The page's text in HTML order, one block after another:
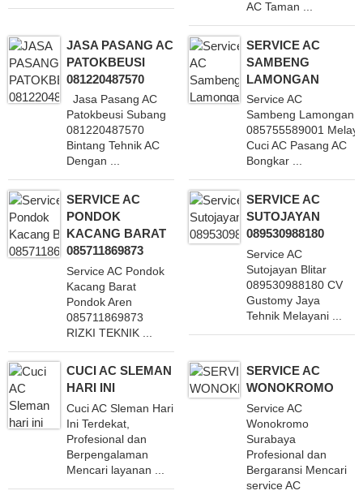
AC Taman ...
JASA PASANG AC
PATOKBEUSI
081220487570
Jasa Pasang AC
Patokbeusi Subang
081220487570
Bintang Tehnik AC
Dengan ...
SERVICE AC
SAMBENG
LAMONGAN
Service AC
Sambeng Lamongan
085755589001
Cuci AC Pasang AC
Bongkar ...
SERVICE AC
PONDOK
KACANG BARAT
085711869873
Service AC Pondok
Kacang Barat
Pondok Aren
085711869873
RIZKI TEKNIK ...
SERVICE AC
SUTOJAYAN
089530988180
Service AC
Sutojayan Blitar
089530988180 CV
Gustomy Jaya
Tehnik Melayani ...
CUCI AC SLEMAN
HARI INI
Cuci AC Sleman Hari
Ini Terdekat,
Profesional dan
Berpengalaman
Mencari layanan ...
SERVICE AC
WONOKROMO
Service AC
Wonokromo
Surabaya
Profesional dan
Bergaransi Mencari
service AC